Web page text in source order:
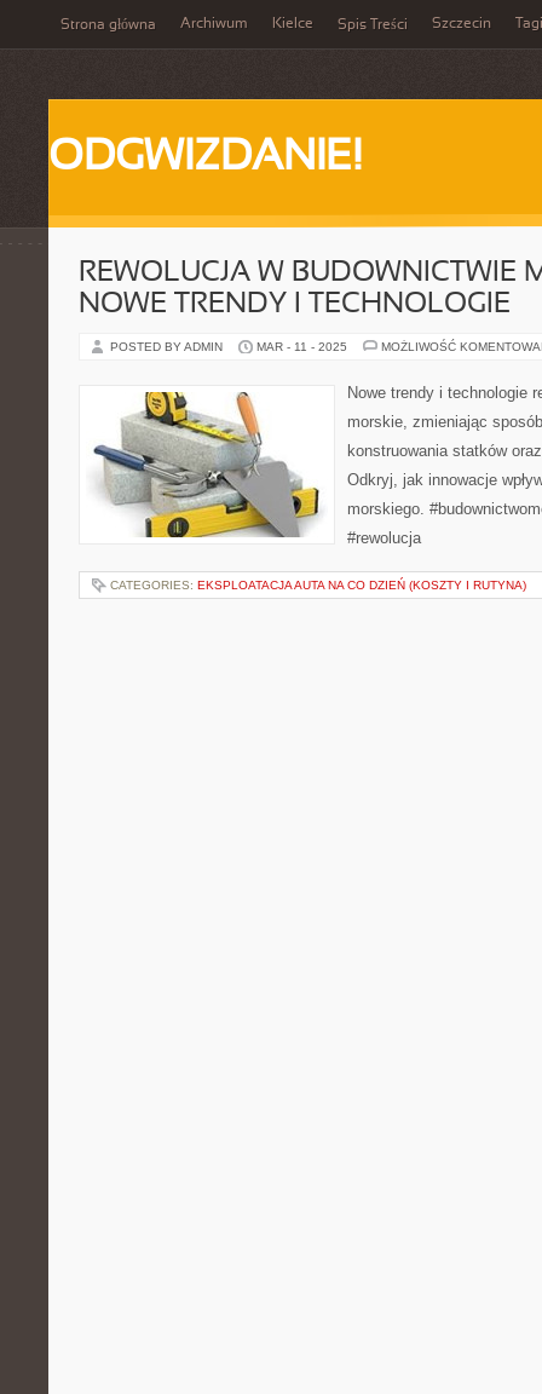
Strona główna Archiwum Kielce Spis Treści Szczecin Tagi
ODGWIZDANIE!
REWOLUCJA W BUDOWNICTWIE
NOWE TRENDY I TECHNOLOGIE
POSTED BY ADMIN MAR - 11 - 2025 MOŻLIWOŚĆ
Nowe trendy i technologie
morskie, zmieniając
konstruowania statków
Odkryj, jak innowacje
morskiego.
#rewolucja
CATEGORIES: EKSPLOATACJA AUTA NA CO DZIEŃ (KOSZTY I RUTYNA)